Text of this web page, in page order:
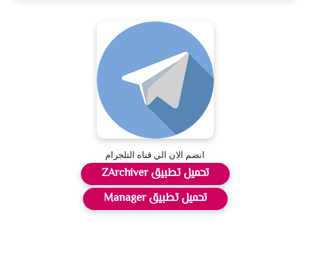
انضم الان الي قناه التلجرام
تحميل تطبيق ZArchiver
تحميل تطبيق Manager